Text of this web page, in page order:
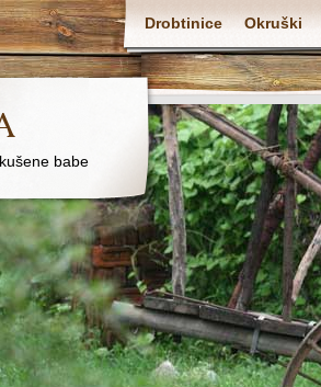
Drobtinice Okruški
babe